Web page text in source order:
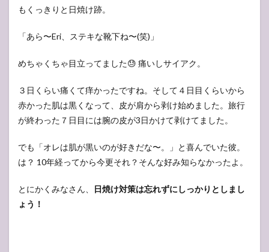
もくっきりと日焼け跡。
「あら〜Eri、ステキな靴下ね〜(笑)」
めちゃくちゃ目立ってました😓 痛いしサイアク。
３日くらい痛くて痒かったですね。そして４日目くらいから
赤かった肌は黒くなって、皮が肩から剥け始めました。旅行
が終わった７日目には腕の皮が3日かけて剥けてました。
でも「オレは肌が黒いのが好きだな〜。」と喜んでいた彼。
は？ 10年経ってから今更それ？そんな好み知らなかったよ。
とにかくみなさん、
日焼け対策は忘れずにしっかりとしまし
ょう！